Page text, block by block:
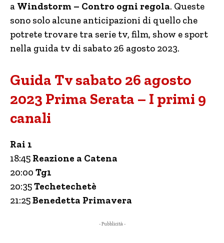
a Windstorm – Contro ogni regola. Queste
sono solo alcune anticipazioni di quello che
potrete trovare tra serie tv, film, show e sport
nella guida tv di sabato 26 agosto 2023.
Guida Tv sabato 26 agosto
2023 Prima Serata – I primi 9
canali
Rai 1
18:45 Reazione a Catena
20:00 Tg1
20:35Techetechetè
21:25Benedetta Primavera
- Pubblicità -